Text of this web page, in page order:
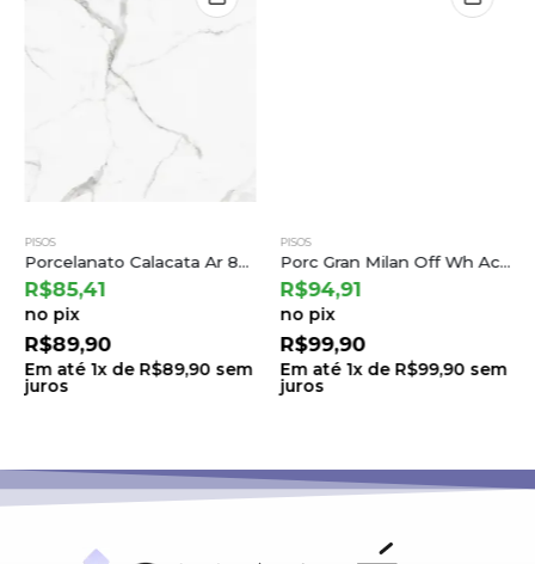
PISOS
Porcelanato Calacata Ar 83002 83×83 a Damme
R$85,41
no pix
R$89,90
Em até 1x de R$89,90 sem
juros
PISOS
Porc Gran Milan Off Wh Acet – Ct620697 62×122 a Castelli (2,28) B.6 Ton.71 Lt.0005
R$94,91
no pix
R$99,90
Em até 1x de R$99,90 sem
juros